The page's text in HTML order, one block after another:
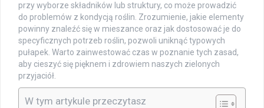
przy wyborze składników lub struktury, co może prowadzić
do problemów z kondycją roślin. Zrozumienie, jakie elementy
powinny znaleźć się w mieszance oraz jak dostosować je do
specyficznych potrzeb roślin, pozwoli uniknąć typowych
pułapek. Warto zainwestować czas w poznanie tych zasad,
aby cieszyć się pięknem i zdrowiem naszych zielonych
przyjaciół.
W tym artykule przeczytasz